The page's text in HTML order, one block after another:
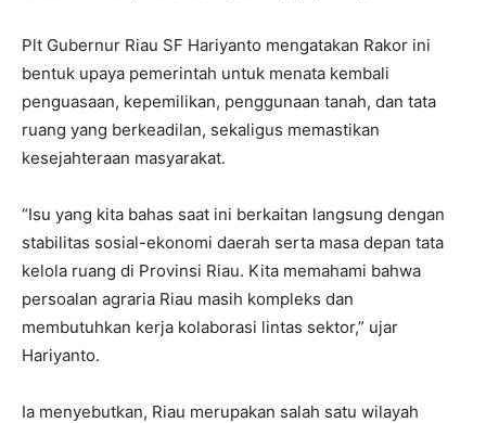
Plt Gubernur Riau SF Hariyanto mengatakan Rakor ini
bentuk upaya pemerintah untuk menata kembali
penguasaan, kepemilikan, penggunaan tanah, dan tata
ruang yang berkeadilan, sekaligus memastikan
kesejahteraan masyarakat.
“Isu yang kita bahas saat ini berkaitan langsung dengan
stabilitas sosial-ekonomi daerah serta masa depan tata
kelola ruang di Provinsi Riau. Kita memahami bahwa
persoalan agraria Riau masih kompleks dan
membutuhkan kerja kolaborasi lintas sektor,” ujar
Hariyanto.
Ia menyebutkan, Riau merupakan salah satu wilayah